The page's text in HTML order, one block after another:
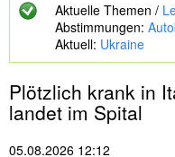
ü
s
s
Aktuelle Themen /
Abstimmungen:
Aktuell: Ukraine
Plötzlich krank in
landet im Spital
05.08.2026 12:12